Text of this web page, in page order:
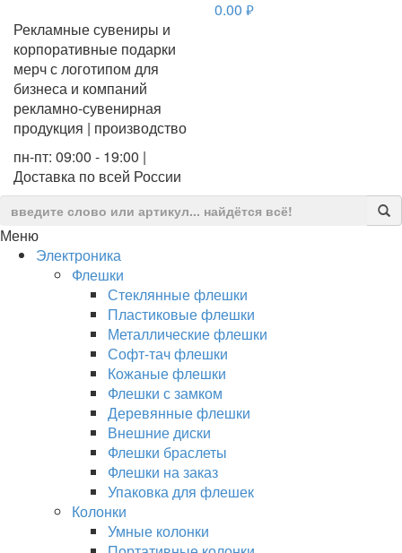
Рекламные сувениры и
корпоративные подарки
мерч с логотипом для
бизнеса и компаний
рекламно-сувенирная
продукция | производство
пн-пт: 09:00 - 19:00 |
Доставка по всей России
0.00 руб.
Меню
Электроника
Флешки
Стеклянные флешки
Пластиковые флешки
Металлические флешки
Софт-тач флешки
Кожаные флешки
Флешки с замком
Деревянные флешки
Внешние диски
Флешки браслеты
Флешки на заказ
Упаковка для флешек
Колонки
Умные колонки